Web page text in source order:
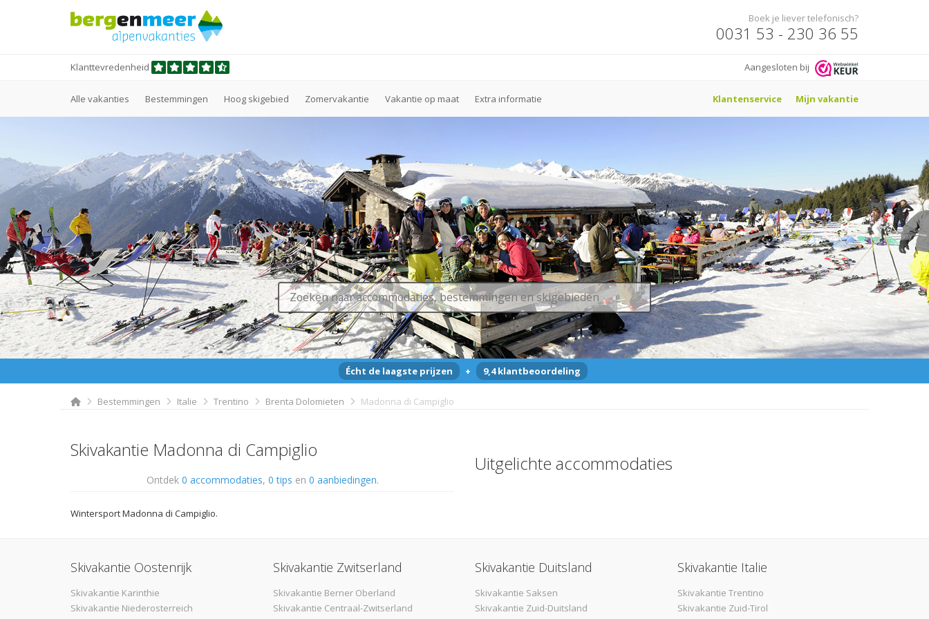
Boek je liever telefonisch?
0031 53 - 230 36 55
Klanttevredenheid Aangesloten bij
Alle vakanties Bestemmingen Hoog skigebied Zomervakantie Vakantie op maat Extra informatie Klantenservice Mijn vakantie
Écht de laagste prijzen + 9,4 klantbeoordeling
Bestemmingen Italie Trentino Brenta Dolomieten Madonna di Campiglio
Skivakantie Madonna di Campiglio
Ontdek 0 accommodaties, 0 tips en 0 aanbiedingen.
Wintersport Madonna di Campiglio.
Uitgelichte accommodaties
Skivakantie Oostenrijk
Skivakantie Karinthie
Skivakantie Niederosterreich
Skivakantie Zwitserland
Skivakantie Berner Oberland
Skivakantie Centraal-Zwitserland
Skivakantie Duitsland
Skivakantie Saksen
Skivakantie Zuid-Duitsland
Skivakantie Italie
Skivakantie Trentino
Skivakantie Zuid-Tirol